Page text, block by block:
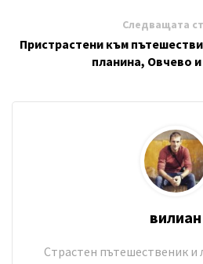
Следващата
Пристрастени към
планина, Овчево
вилиан
Страстен пътешественик и